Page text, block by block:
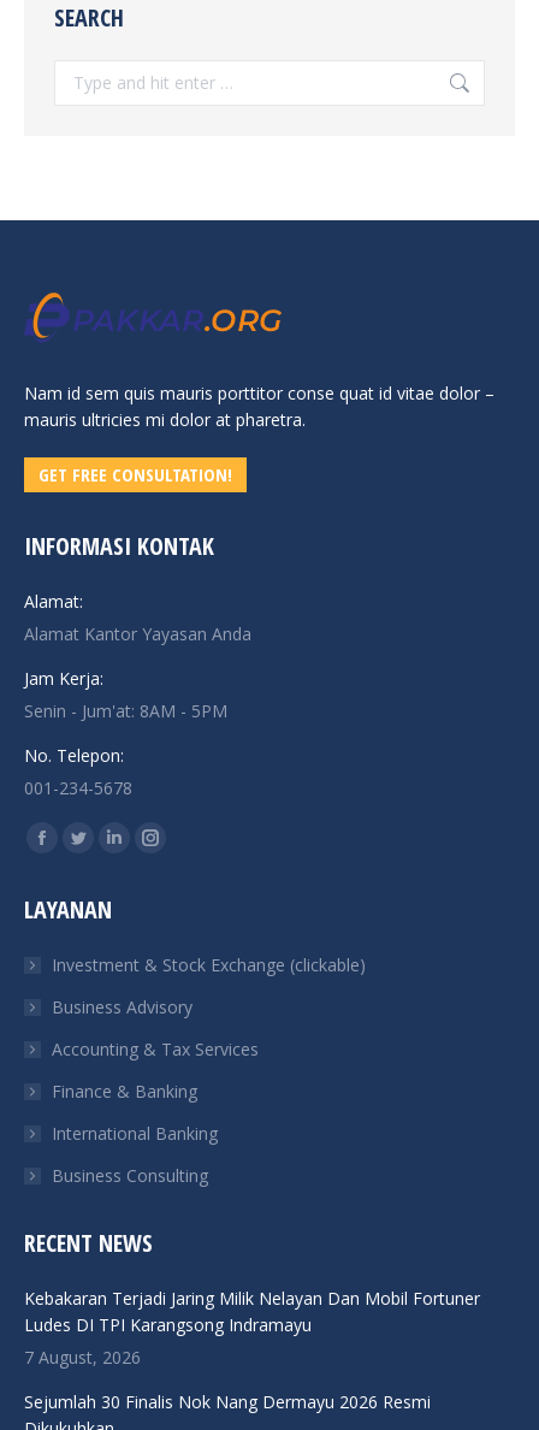
SEARCH
Search:
Nam id sem quis mauris porttitor conse quat id vitae dolor –
mauris ultricies mi dolor at pharetra.
GET FREE CONSULTATION!
INFORMASI KONTAK
Alamat:
Alamat Kantor Yayasan Anda
Jam Kerja:
Senin - Jum'at: 8AM - 5PM
No. Telepon:
001-234-5678
Find us on:
Facebook
opens
new
window
Twitter
opens
new
window
Linkedin
new
window
Instagram
new
window
LAYANAN
Investment & Stock Exchange (clickable)
Business Advisory
Accounting & Tax Services
Finance & Banking
International Banking
Business Consulting
RECENT NEWS
Kebakaran Terjadi Jaring Milik Nelayan Dan Mobil Fortuner
Ludes DI TPI Karangsong Indramayu
7 August, 2026
Sejumlah 30 Finalis Nok Nang Dermayu 2026 Resmi